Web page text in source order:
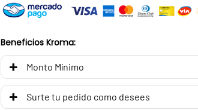
Beneficios Kroma:
Monto Mínimo
Surte tu pedido como desees